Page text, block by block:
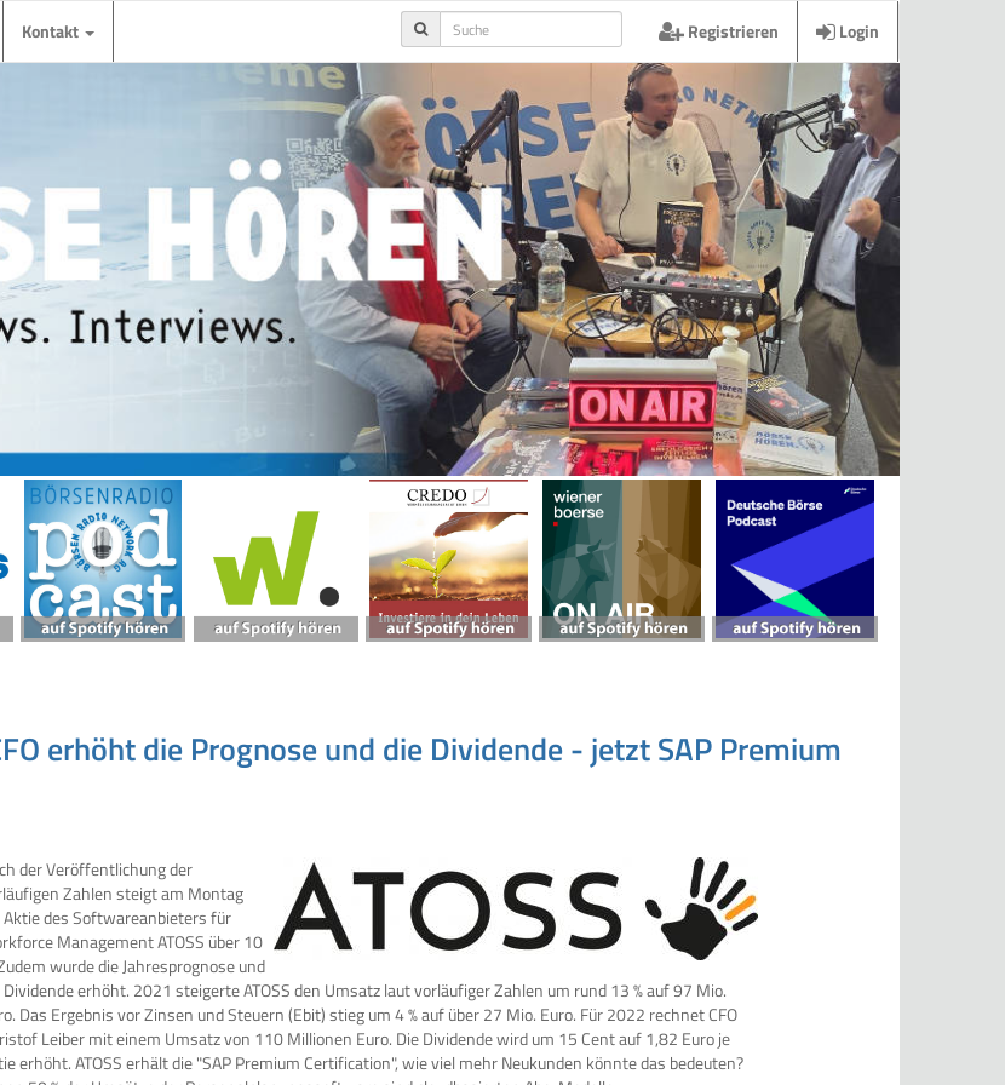
Kontakt Registrieren Login
erhöht die Prognose und die Dividende - jetzt SAP Premium
der Veröffentlichung der
Zahlen steigt am Montag
Aktie des Softwareanbieters für
Management ATOSS über 10
wurde die Jahresprognose und
Dividende erhöht. 2021 steigerte ATOSS den Umsatz laut vorläufiger Zahlen um rund 13 % auf 97 Mio.
Das Ergebnis vor Zinsen und Steuern (Ebit) stieg um 4 % auf über 27 Mio. Euro. Für 2022 rechnet CFO
Leiber mit einem Umsatz von 110 Millionen Euro. Die Dividende wird um 15 Cent auf 1,82 Euro je
erhöht. ATOSS erhält die "SAP Premium Certification", wie viel mehr Neukunden könnte das bedeuten?